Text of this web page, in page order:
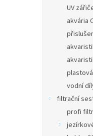
UV
akvária
vodní
filtrační
profi